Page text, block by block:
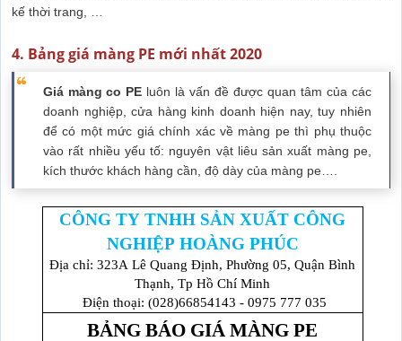
kế thời trang, …
4. Bảng giá màng PE mới nhất 2020
Giá màng co PE luôn là vấn đề được quan tâm của các
doanh nghiệp, cửa hàng kinh doanh hiện nay, tuy nhiên
để có một mức giá chính xác về màng pe thì phụ thuộc
vào rất nhiều yếu tố: nguyên vật liêu sản xuất màng pe,
kích thước khách hàng cần, độ dày của màng pe….
CÔNG TY TNHH SẢN XUẤT CÔNG
NGHIỆP HOÀNG PHÚC
Địa chỉ: 323A Lê Quang Định, Phường 05, Quận Bình
Thạnh, Tp Hồ Chí Minh
Điện thoại: (028)66854143 - 0975 777 035
BẢNG BÁO GIÁ MÀNG PE